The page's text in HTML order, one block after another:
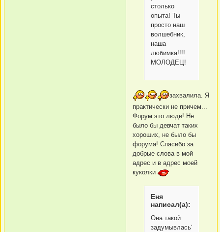
столько
опыта! Ты
просто наш
волшебник,
наша
любимка!!!!
МОЛОДЕЦ!
захвалила. Я
практически не причем...
Форум это люди! Не
было бы девчат таких
хороших, не было бы
форума! Спасибо за
добрые слова в мой
адрес и в адрес моей
куколки
Еня
написал(а):
Она такой
задумывлась?